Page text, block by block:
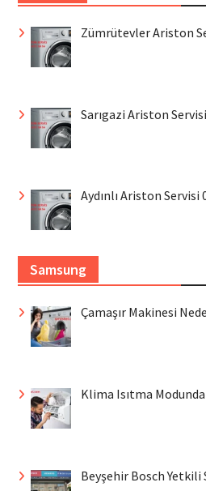
Zümrütevler Ariston
Sarıgazi Ariston
Aydınlı Ariston Servisi
Samsung
Çamaşır Makinesi
Klima Isıtma
Beyşehir Bosch Yetkili